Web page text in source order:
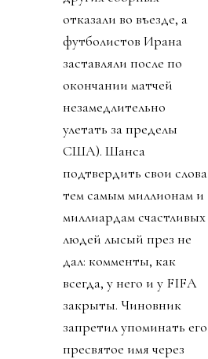
отказали во въезде, а
футболистов Ирана
заставляли после по
окончании матчей
незамедлительно
улетать за пределы
США). Шанса
подтвердить свои слова
тем самым миллионам и
миллиардам счастливых
людей лысый през не
дал: комменты, как
всегда, у него и у FIFA
закрыты. Чиновник
запретил упоминать его
пресвятое имя через